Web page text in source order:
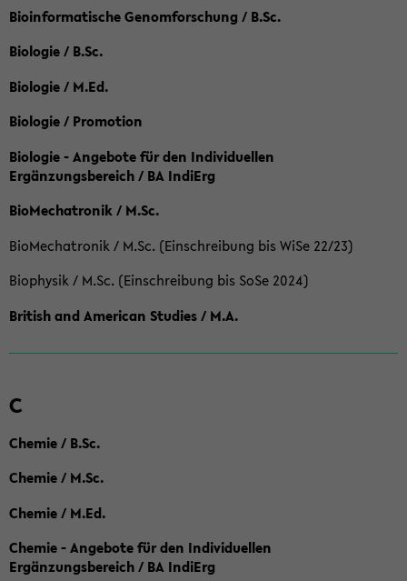
Bioinformatische Genomforschung / B.Sc.
Biologie / B.Sc.
Biologie / M.Ed.
Biologie / Promotion
Biologie - Angebote für den Individuellen
Ergänzungsbereich / BA IndiErg
BioMechatronik / M.Sc.
BioMechatronik / M.Sc. (Einschreibung bis WiSe 22/23)
Biophysik / M.Sc. (Einschreibung bis SoSe 2024)
British and American Studies / M.A.
C
Chemie / B.Sc.
Chemie / M.Sc.
Chemie / M.Ed.
Chemie - Angebote für den Individuellen
Ergänzungsbereich / BA IndiErg